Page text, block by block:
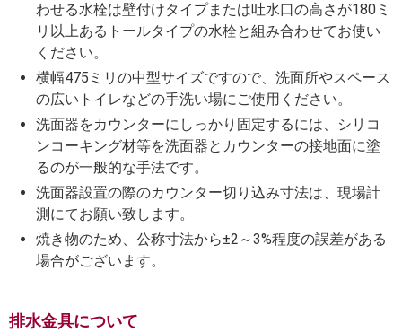
わせる水栓は壁付けタイプまたは吐水口の高さが180ミ
リ以上あるトールタイプの水栓と組み合わせてお使い
ください。
横幅475ミリの中型サイズですので、洗面所やスペース
の広いトイレなどの手洗い場にご使用ください。
洗面器をカウンターにしっかり固定するには、シリコ
ンコーキング材等を洗面器とカウンターの接地面に塗
るのが一般的な手法です。
洗面器設置の際のカウンター切り込み寸法は、現場計
測にてお願い致します。
焼き物のため、公称寸法から±2～3%程度の誤差がある
場合がございます。
排水金具について